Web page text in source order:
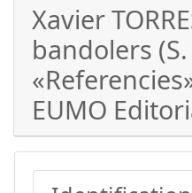
Xavier
bandolers
EUMO